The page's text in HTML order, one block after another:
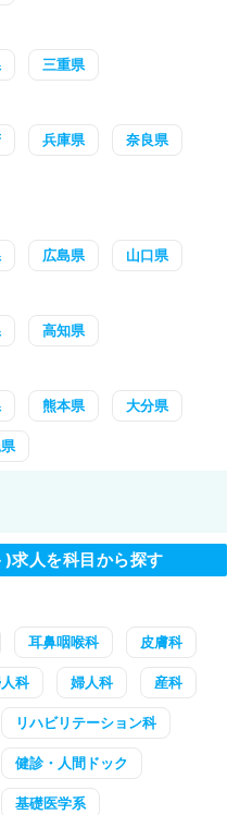
三重県
兵庫県 奈良県
広島県 山口県
高知県
熊本県 大分県
求人を科目から探す
耳鼻咽喉科 皮膚科
科 婦人科 産科
リハビリテーション科
健診・人間ドック
基礎医学系